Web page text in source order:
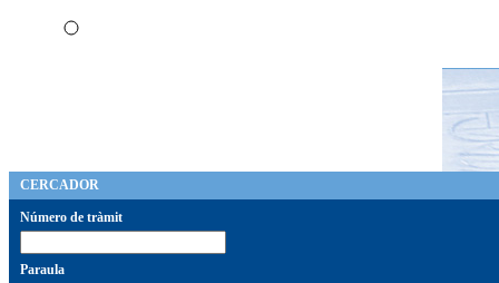
CERCADOR
Número de tràmit
Paraula